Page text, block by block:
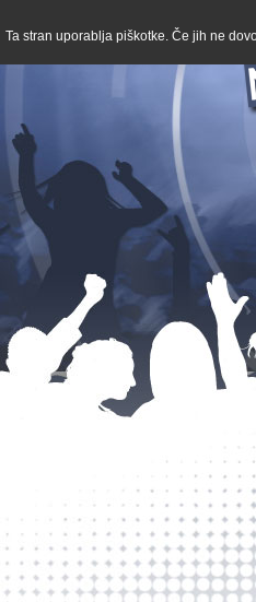
Ta stran uporablja piškotke. Če jih ne